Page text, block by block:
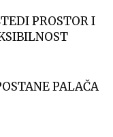
PROSTOR I
PALAČA